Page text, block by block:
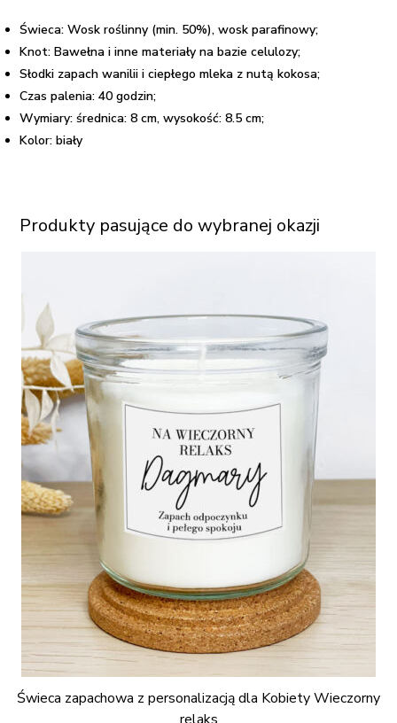
Świeca: Wosk roślinny (min. 50%), wosk parafinowy;
Knot: Bawełna i inne materiały na bazie celulozy;
Słodki zapach wanilii i ciepłego mleka z nutą kokosa;
Czas palenia: 40 godzin;
Wymiary: średnica: 8 cm, wysokość:8.5 cm;
Kolor: biały
Produkty pasujące do wybranej okazji
Świeca zapachowa z personalizacją dla Kobiety Wieczorny